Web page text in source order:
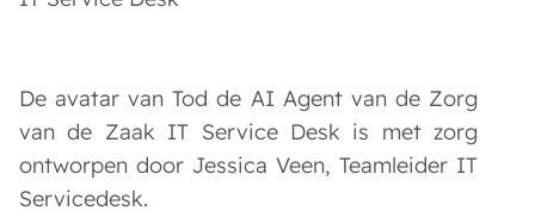
De avatar van Tod de AI Agent van de Zorg
van de Zaak IT Service Desk is met zorg
ontworpen door Jessica Veen, Teamleider IT
Servicedesk.